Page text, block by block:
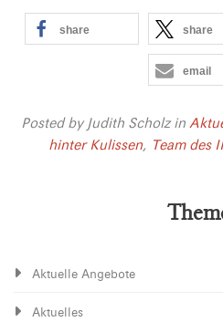
share share
email
Posted by Judith Scholzin
hinter Kulissen, Team des
Aktuelle Angebote
Aktuelles